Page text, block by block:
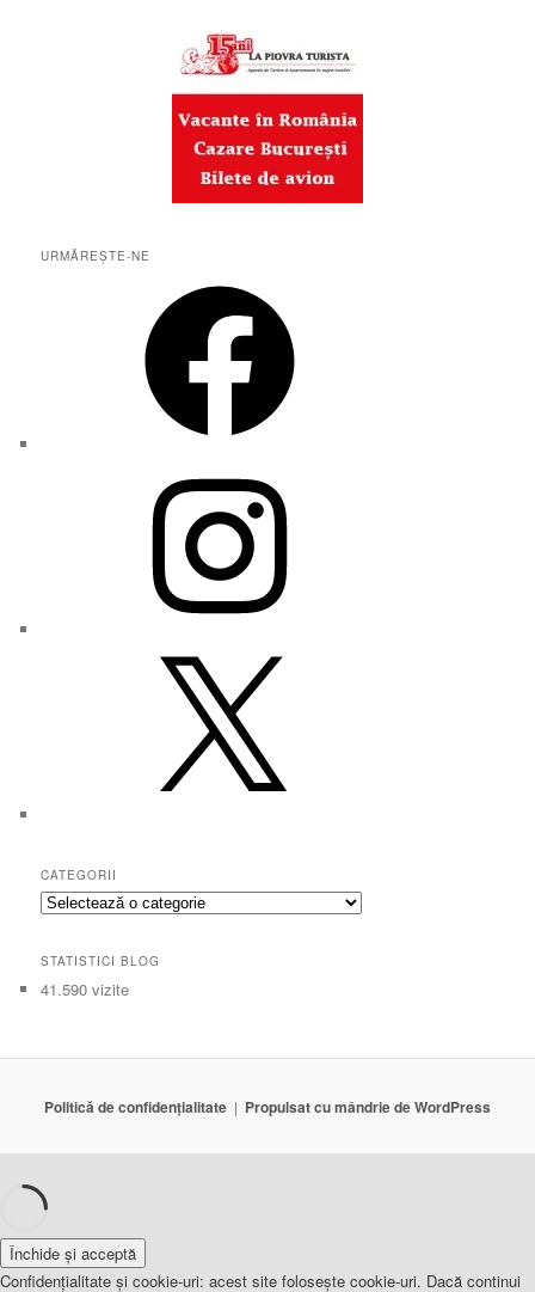
URMĂREȘTE-NE
CATEGORII
Categorii
STATISTICI BLOG
41.590 vizite
Politică de confidențialitate Propulsat cu mândrie de WordPress
Confidențialitate și cookie-uri: acest site folosește cookie-uri. Dacă continui